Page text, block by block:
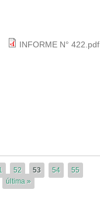
INFORME N° 422.pdf
52 53 54
55
última »